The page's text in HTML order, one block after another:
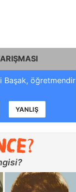
Başak, öğretmendir
YANLIŞ